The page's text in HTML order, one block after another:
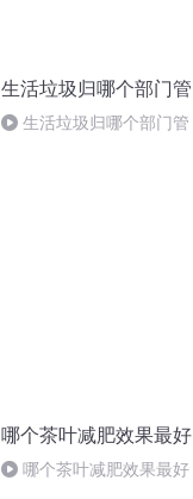
生活垃圾归哪个部门管
生活垃圾归哪个部门管
哪个茶叶减肥效果最好
哪个茶叶减肥效果最好